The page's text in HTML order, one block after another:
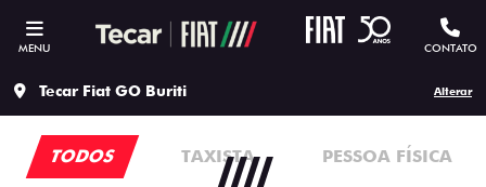
MENU CONTATO
Tecar Fiat GO Buriti Alterar
TODOS TAXISTA PESSOA FÍSICA